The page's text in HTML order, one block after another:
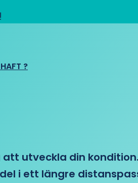
?
utveckla din
i ett längre